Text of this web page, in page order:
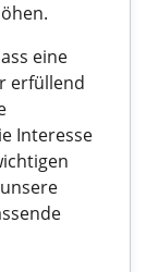
eine
erfüllend
Interesse